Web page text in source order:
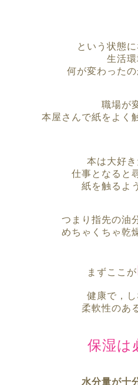
という状態
生活
何が変わった
職場が
本屋さんで紙をよく
本は大好
仕事となると
紙を触るよ
つまり指先の油
めちゃくちゃ乾
まずここが
健康で，
柔軟性のあ
保湿
水分量が十